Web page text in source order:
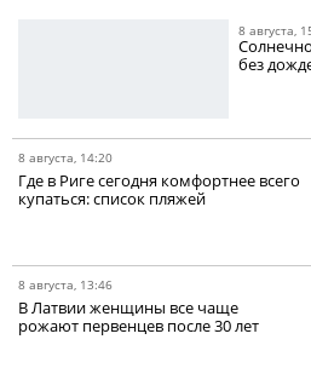
8 августа,
без
8 августа, 14:20
Где в Риге сегодня комфортнее всего
купаться: список пляжей
8 августа, 13:46
В Латвии женщины все чаще
рожают первенцев после 30 лет